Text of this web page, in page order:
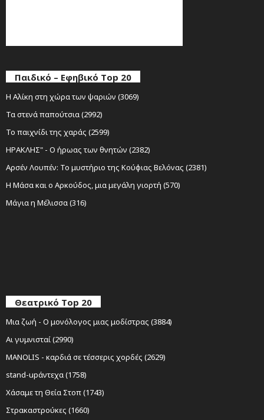
Παιδικό – Εφηβικό Top 20
Η Αλίκη στη χώρα των ψαριών (3069)
Τα στενά παπούτσια (2992)
Το παιχνίδι της χαράς (2599)
ΗΡΑΚΛΗΣ" - Ο ήρωας των θνητών (2382)
Αρσέν Λουπέν: Το μυστήριο της Κούφιας Βελόνας (2381)
Η Μάσα και ο Αρκούδος, μια μεγάλη γιορτή (570)
Μάγια η Μέλισσα (316)
Θεατρικό Top 20
Μια ζωή - Ο μονόλογος μιας μοδίστρας (3884)
Αι γυμνισταί (2990)
MANOLIS - καρδιά σε τέσσερις χορδές (2629)
stand-upάντεχα (1758)
Χάσαμε τη Θεία Στοπ (1743)
Στρακαστρούκες (1660)